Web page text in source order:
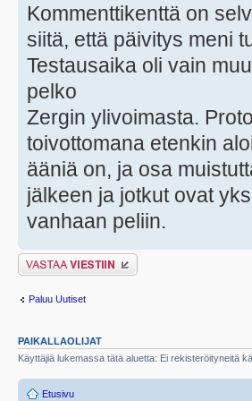
Kommenttikenttä on
siitä, että päivitys meni
Testausaika oli vain
pelko
Zergin ylivoimasta.
toivottomana etenkin
ääniä on, ja osa
jälkeen ja jotkut ovat
vanhaan peliin.
Lähetä vastaus
Paluu Uutiset
PAIKALLAOLIJAT
Käyttäjiä lukemassa tätä aluetta: Ei rekisteröityneitä
Etusivu